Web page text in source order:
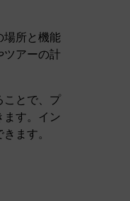
場所と機能
ツアーの計
ことで、プ
ます。イン
ます。